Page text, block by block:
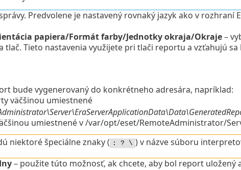
Predvolene je nastavený rovnaký jazyk ako v rozhraní
papiera/Formát farby/Jednotky okraja/Okraje–
tlač. Tieto nastavenia využijete pri tlači reportu a vzťahujú sa
bude vygenerovaný do konkrétneho adresára, napríklad:
väčšinou umiestnené
umiestnené v /var/opt/eset/RemoteAdministrator/
niektoré špeciálne znaky ( : ? \ ) v názve súboru
– použite túto možnosť, ak chcete, aby bol report uložený